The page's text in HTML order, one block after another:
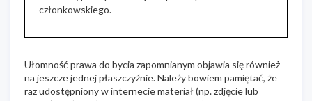
członkowskiego.
Ułomność prawa do bycia zapomnianym objawia się również
na jeszcze jednej płaszczyźnie. Należy bowiem pamiętać, że
raz udostępniony w internecie materiał (np. zdjęcie lub